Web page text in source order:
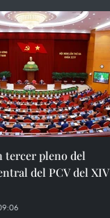
tercer pleno del
del PCV del XIV